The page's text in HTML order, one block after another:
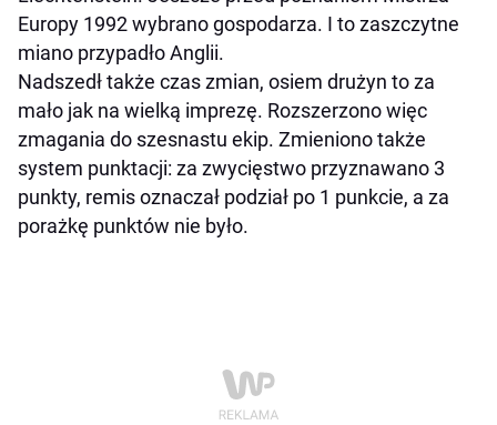
Europy 1992 wybrano gospodarza. I to zaszczytne
miano przypadło Anglii.
Nadszedł także czas zmian, osiem drużyn to za
mało jak na wielką imprezę. Rozszerzono więc
zmagania do szesnastu ekip. Zmieniono także
system punktacji: za zwycięstwo przyznawano 3
punkty, remis oznaczał podział po 1 punkcie, a za
porażkę punktów nie było.